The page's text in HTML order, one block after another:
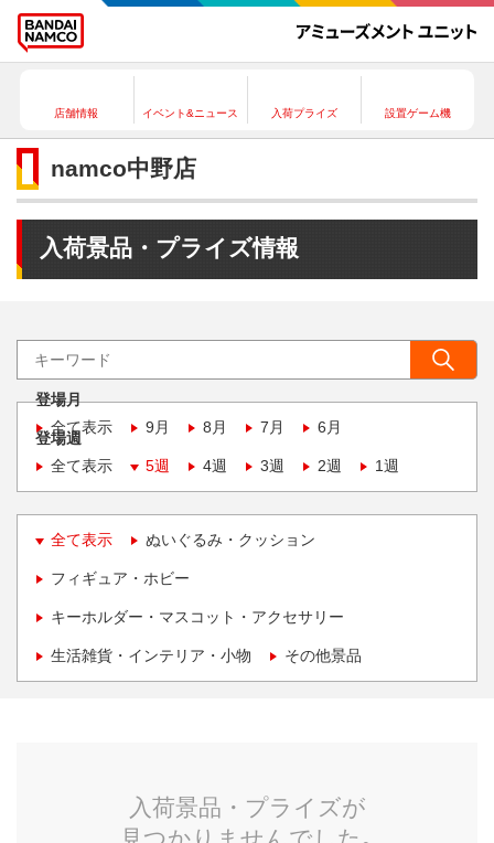
店舗情報 イベント&ニュース 入荷プライズ 設置ゲーム機
namco中野店
入荷景品・プライズ情報
登場月
全て表示
9月 8月 7月 6月
登場週
全て表示
5週 4週 3週 2週 1週
全て表示 ぬいぐるみ・クッション
フィギュア・ホビー
キーホルダー・マスコット・アクセサリー
生活雑貨・インテリア・小物 その他景品